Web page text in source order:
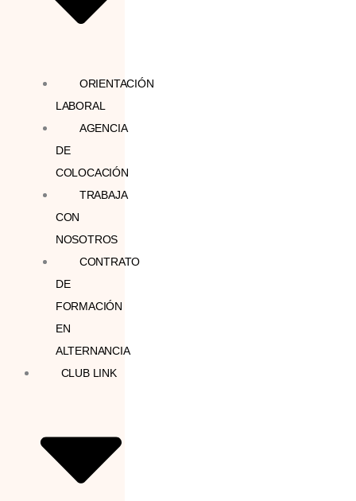
ORIENTACIÓN
LABORAL
AGENCIA
DE
COLOCACIÓN
TRABAJA
CON
NOSOTROS
CONTRATO
DE
FORMACIÓN
EN
ALTERNANCIA
CLUB LINK